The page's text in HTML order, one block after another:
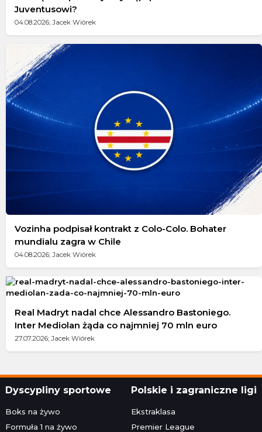
Juventusowi?
04.08.2026; Jacek Wiórek
Vozinha podpisał kontrakt z Colo-Colo. Bohater
mundialu zagra w Chile
04.08.2026; Jacek Wiórek
Real Madryt nadal chce Alessandro Bastoniego.
Inter Mediolan żąda co najmniej 70 mln euro
27.07.2026; Jacek Wiórek
Dyscypliny sportowe
Boks na żywo
Formuła 1 na żywo
Polskie i zagraniczne ligi
Ekstraklasa
Premier League